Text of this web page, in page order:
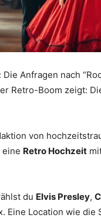
Anfragen nach
Retro-Boom zeigt:
von
eine Retro Hochzeit
du Elvis Presley,
Eine Location wie